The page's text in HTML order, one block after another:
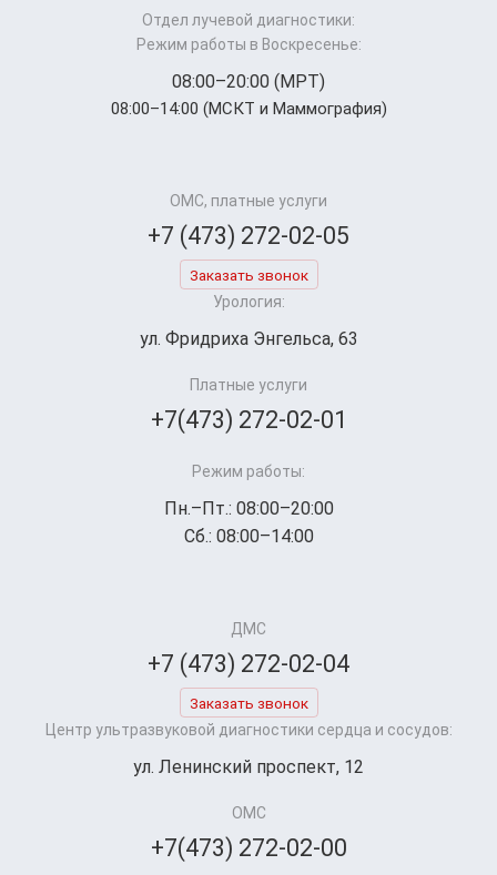
Отдел лучевой диагностики:
Режим работы в Воскресенье:
08:00–20:00 (МРТ)
08:00–14:00 (МСКТ и Маммография)
ОМС, платные услуги
+7 (473) 272-02-05
Заказать звонок
Урология:
ул. Фридриха Энгельса, 63
Платные услуги
+7(473) 272-02-01
Режим работы:
Пн.–Пт.: 08:00–20:00
Сб.: 08:00–14:00
ДМС
+7 (473) 272-02-04
Заказать звонок
Центр ультразвуковой диагностики сердца и сосудов:
ул. Ленинский проспект, 12
ОМС
+7(473) 272-02-00